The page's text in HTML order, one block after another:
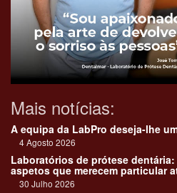
Mais notícias:
A equipa da LabPro deseja-lhe
4 Agosto 2026
Laboratórios de prótese
aspetos que merecem particular
30 Julho 2026